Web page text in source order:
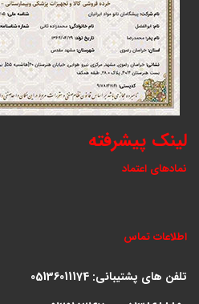
لینک پیشرفته
نمادهای اعتماد
اطلاعات تماس
تلفن های پشتیبانی: 05136011174